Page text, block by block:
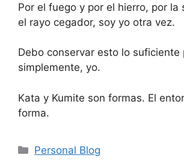
Por el fuego y por el hierro, por la
el rayo cegador, soy yo otra vez.
Debo conservar esto lo suficiente
simplemente, yo.
Kata y Kumite son formas. El
forma.
Categorías
Personal Blog